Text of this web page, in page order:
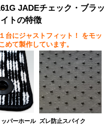
JADEチェック・ブラッ
トの特徴
台にジャストフィット！
をモッ
めて製作しています。
パーホール ズレ防止スパイク